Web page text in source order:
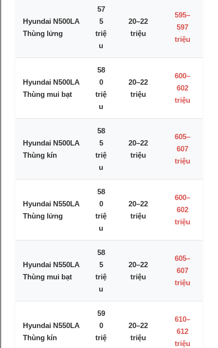
Hyundai N500LA
Thùng lửng
57
5
triệ
u
20–22
triệu
595–
597
triệu
Hyundai N500LA
Thùng mui bạt
58
0
triệ
u
20–22
triệu
600–
602
triệu
Hyundai N500LA
Thùng kín
58
5
triệ
u
20–22
triệu
605–
607
triệu
Hyundai N550LA
Thùng lửng
58
0
triệ
u
20–22
triệu
600–
602
triệu
Hyundai N550LA
Thùng mui bạt
58
5
triệ
u
20–22
triệu
605–
607
triệu
Hyundai N550LA
Thùng kín
59
0
triệ
20–22
triệu
610–
612
triệu